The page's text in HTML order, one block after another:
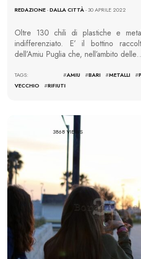
REDAZIONE-DALLA CITTÀ- 30 APRILE 2022
Oltre 130 chili di plastiche e
indifferenziato. E’ il bottino
dell’Amiu Puglia che, nell’ambito
TAGS: #AMIU #BARI #METALLI #
VECCHIO
#RIFIUTI
3868 VIEWS